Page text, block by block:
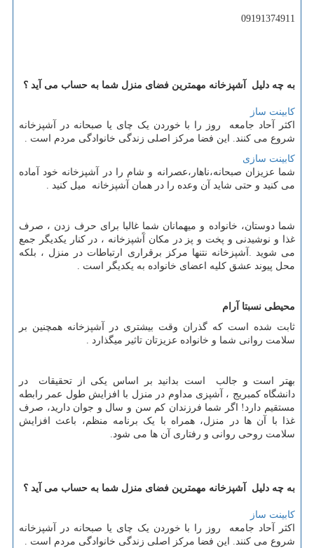
09191374911
به چه دلیل آشپزخانه مهمترین فضای منزل شما به حساب می آید ؟
کابینت ساز
اکثر آحاد جامعه روز را با خوردن یک چای یا صبحانه در آشپزخانه
شروع می کنند. این فضا مرکز اصلی زندگی خانوادگی مردم است .
کابینت سازی
شما عزیزان صبحانه،ناهار،عصرانه و شام را در آشپزخانه خود آماده
می کنید و حتی شاید آن وعده را در همان آشپزخانه میل کنید .
شما دوستان، خانواده و میهمانان شما غالبا برای حرف زدن ، صرف
غذا و نوشیدنی و پخت و پز در مکان آَشپزخانه ، در کنار یکدیگر جمع
می شوید .آشپزخانه نتنها مرکز برقراری ارتباطات در منزل ، بلکه
محل پیوند عشق کلیه اعضای خانواده به یکدیگر است .
محیطی نسبتا آرام
ثابت شده است که گذران وقت بیشتری در آشپزخانه همچنین بر
سلامت روانی شما و خانواده عزیزتان تاثیر میگذارد .
بهتر است و جالب است بدانید بر اساس یکی از تحقیقات در
دانشگاه کمبریج ، آشپزی مداوم در منزل با افزایش طول عمر رابطه
مستقیم دارد! اگر شما فرزندان کم سن و سال و جوان دارید، صرف
غذا با آن ها در منزل، همراه با یک برنامه منظم، باعث افزایش
سلامت روحی روانی و رفتاری آن ها می شود.
به چه دلیل آشپزخانه مهمترین فضای منزل شما به حساب می آید ؟
کابینت ساز
اکثر آحاد جامعه روز را با خوردن یک چای یا صبحانه در آشپزخانه
شروع می کنند. این فضا مرکز اصلی زندگی خانوادگی مردم است .